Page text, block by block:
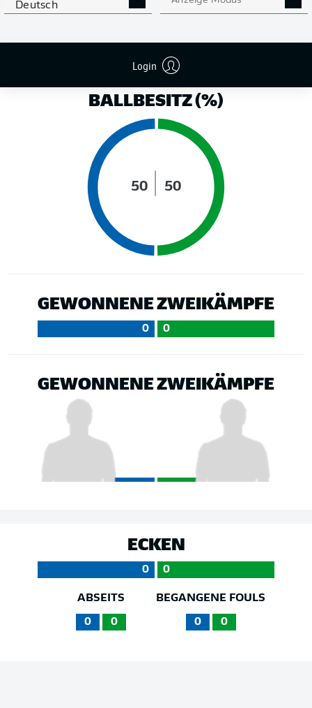
Deutsch
Login
LAUFDISTANZ (KM)
BALLBESITZ (%)
50 50
GEWONNENE ZWEIKÄMPFE
0 0
GEWONNENE ZWEIKÄMPFE
ECKEN
0 0
ABSEITS
0 0
BEGANGENE FOULS
0 0